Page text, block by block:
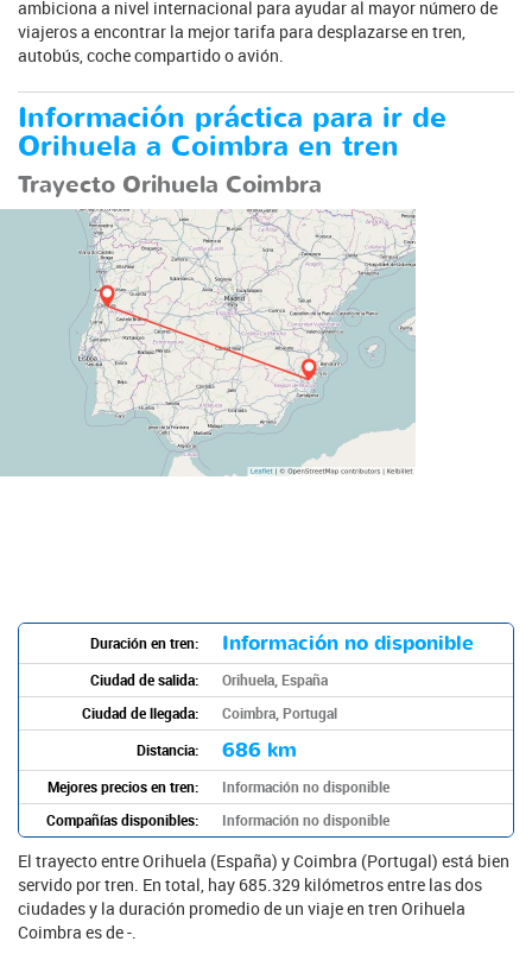
ambiciona a nivel internacional para ayudar al mayor número de
viajeros a encontrar la mejor tarifa para desplazarse en tren,
autobús, coche compartido o avión.
Información práctica para ir de
Orihuela a Coimbra en tren
Trayecto Orihuela Coimbra
Duración en tren: Información no disponible
Ciudad de salida:
Orihuela, España
Ciudad de llegada:
Coimbra, Portugal
Distancia:
686 km
Mejores precios en tren:
Información no disponible
Compañías disponibles:
Información no disponible
El trayecto entre Orihuela (España) y Coimbra (Portugal) está bien
servido por tren. En total, hay 685.329 kilómetros entre las dos
ciudades y la duración promedio de un viaje en tren Orihuela
Coimbra es de -.